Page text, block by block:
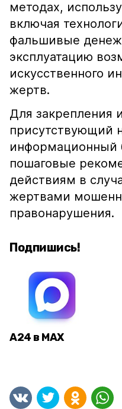
методах,
включая
фальшивые
эксплуатацию
искусственного
жертв.
Для
присутствующий
информационный
пошаговые
действиям в
жертвами
правонарушения.
Подпишись!
А24 в MAX